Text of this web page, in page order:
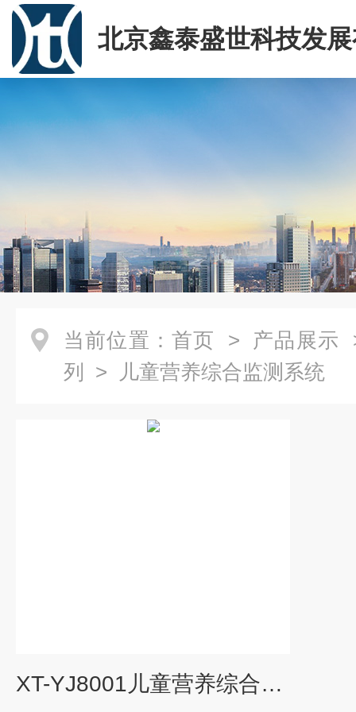
北京鑫泰盛世科技发
司
当前位置： 首页 > 产品展示
列
> 儿童营养综合监测系统
XT-YJ8001儿童营养综合监测系统